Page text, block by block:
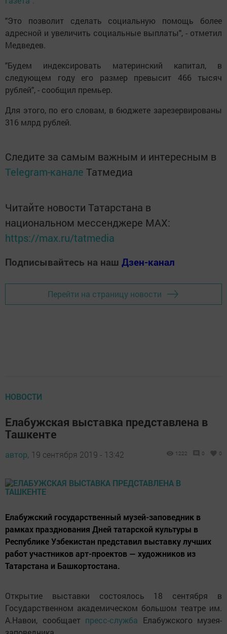
"Это позволит сделать социальную помощь более
адресной и увеличить социальные выплаты", - отметил
Медведев.
"Будем индексировать материнский капитал, в
следующем году его размер превысит 466 тысяч
рублей", - сообщил премьер.
Для этого, по его словам, в бюджете зарезервированы
316 млрд рублей.
Следите за самым важным и интересным в
Telegram-канале Татмедиа
Читайте новости Татарстана в
национальном мессенджере MАХ:
https://max.ru/tatmedia
Подписывайтесь на наш Дзен-канал
Перейти на страницу новости
НОВОСТИ
Елабужская выставка представлена в
Ташкенте
автор, 19 сентября 2019 - 13:42 1222 0 0
Елабужский государственный музей-заповедник в
рамках празднования Дней татарской культуры в
Республике Узбекистан представил выставку лучших
работ участников арт-проектов — художников из
Татарстана и Башкортостана.
Открытие выставки состоялось 18 сентября в
Государственном академическом большом театре им.
А.Навои, сообщает пресс-служба Елабужского музея-